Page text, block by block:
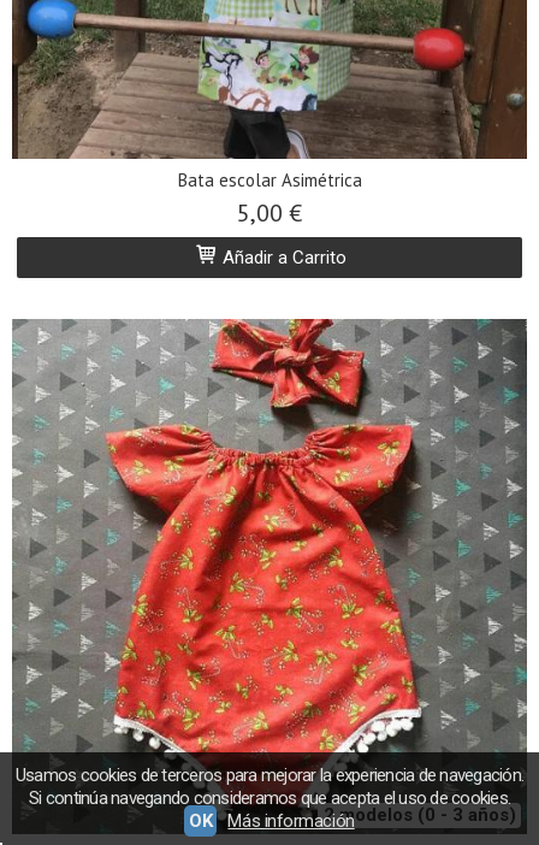
Bata escolar Asimétrica
5,00 €
Añadir a Carrito
2 modelos (0 - 3 años)
Usamos cookies de terceros para mejorar la experiencia de navegación.
Si continúa navegando consideramos que acepta el uso de cookies.
OK
Más información